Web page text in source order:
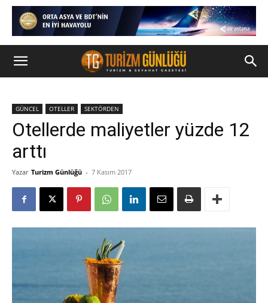
GÜNCEL OTELLER SEKTÖRDEN
Otellerde maliyetler yüzde 12
arttı
Yazar Turizm Günlüğü - 7 Kasım 2017